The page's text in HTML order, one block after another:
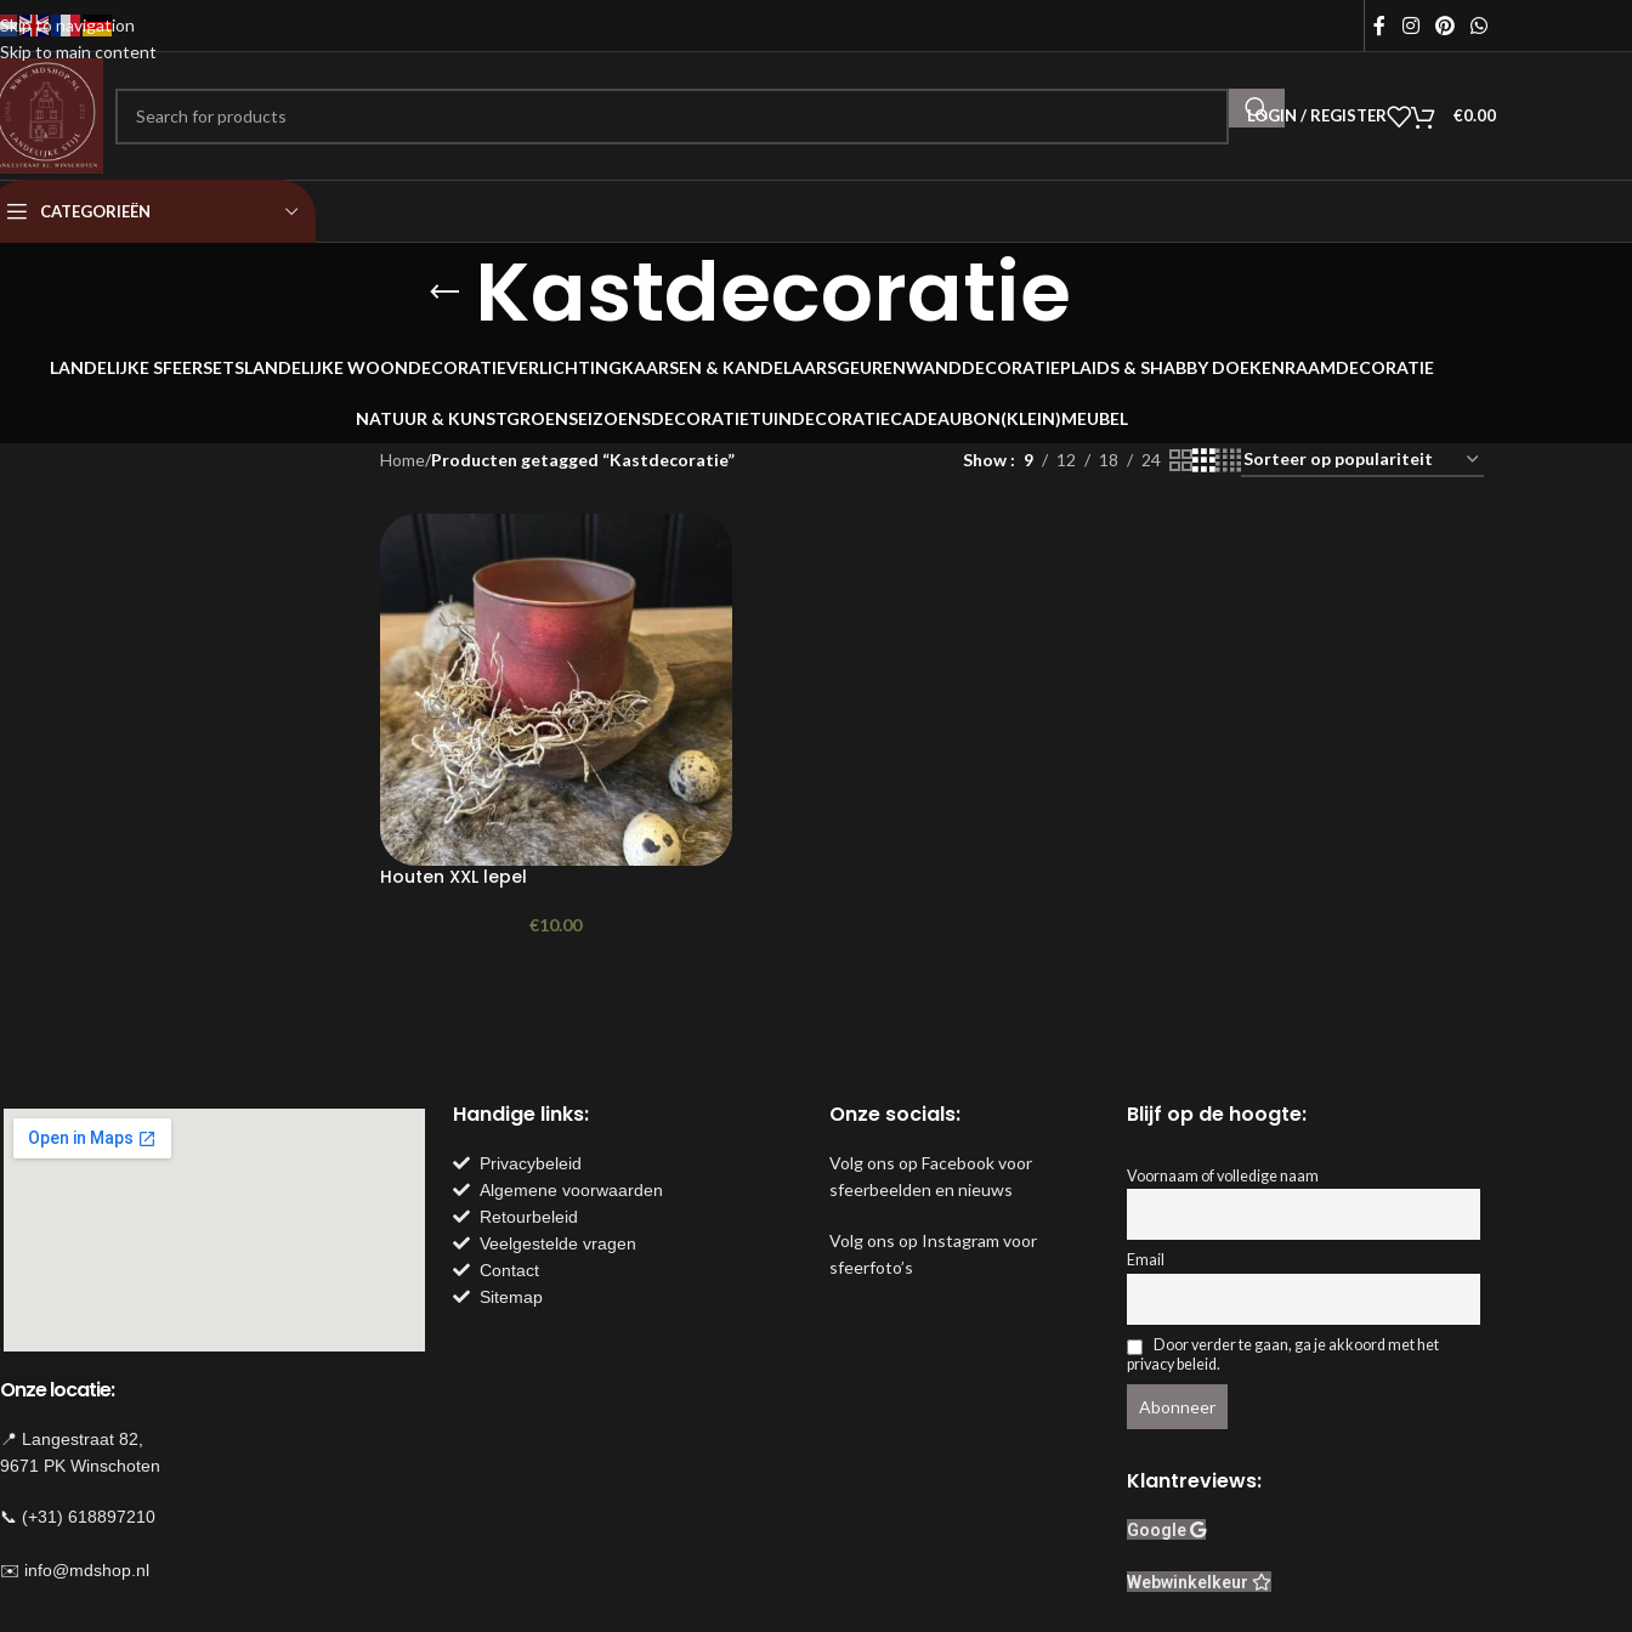
Skip to navigation
Skip to main content
LOGIN / REGISTER €0.00
CATEGORIEËN
Kastdecoratie
LANDELIJKE SFEERSETSLANDELIJKE WOONDECORATIEVERLICHTINGKAARSEN & KANDELAARSGEURENWANDDECORATIEPLAIDS & SHABBY DOEKENRAAMDECORATIE
NATUUR & KUNSTGROENSEIZOENSDECORATIETUINDECORATIECADEAUBON(KLEIN)MEUBEL
Home/Producten getagged “Kastdecoratie” Show 9 12 18 24
Houten XXL lepel
€10.00
Onze locatie:
📍 Langestraat 82,
9671 PK Winschoten
📞 (+31) 618897210
✉️ info@mdshop.nl
Handige links:
Privacybeleid
Algemene voorwaarden
Retourbeleid
Veelgestelde vragen
Contact
Sitemap
Onze socials:
Volg ons op Facebook voor
sfeerbeelden en nieuws
Volg ons op Instagram voor
sfeerfoto’s
Blijf op de hoogte:
Voornaam of volledige naam
Email
Door verder te gaan, ga je akkoord met het
privacy beleid.
Klantreviews:
Google
Webwinkelkeur